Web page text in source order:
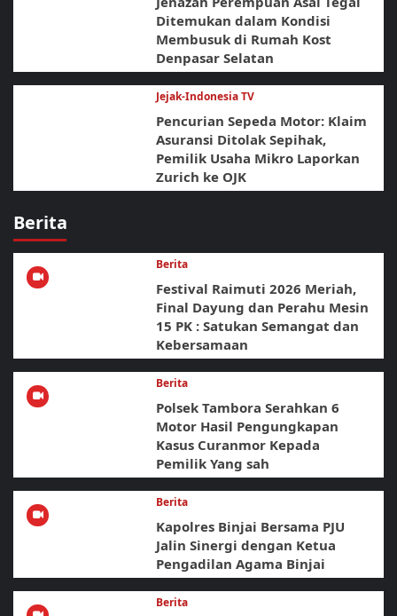
Ditemukan dalam Kondisi
Membusuk di Rumah Kost
Denpasar Selatan
Jejak-Indonesia TV
Pencurian Sepeda Motor: Klaim
Asuransi Ditolak Sepihak,
Pemilik Usaha Mikro Laporkan
Zurich ke OJK
Berita
Berita
Festival Raimuti 2026 Meriah,
Final Dayung dan Perahu Mesin
15 PK : Satukan Semangat dan
Kebersamaan
Berita
Polsek Tambora Serahkan 6
Motor Hasil Pengungkapan
Kasus Curanmor Kepada
Pemilik Yang sah
Berita
Kapolres Binjai Bersama PJU
Jalin Sinergi dengan Ketua
Pengadilan Agama Binjai
Berita